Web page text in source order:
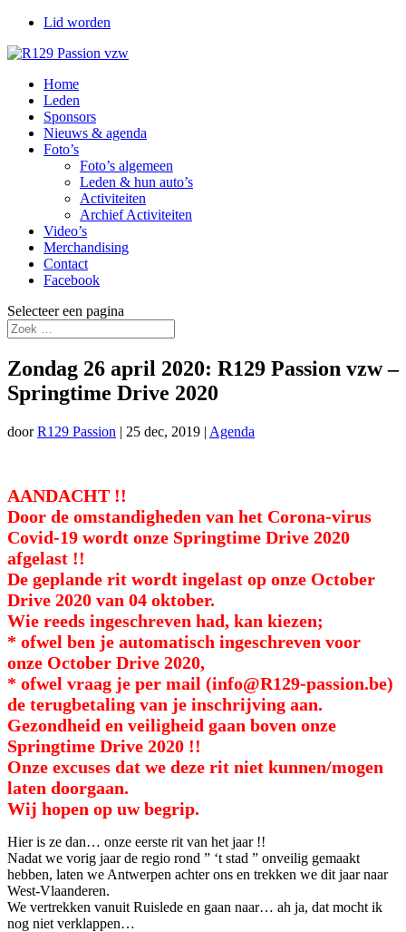
Lid worden
Home
Leden
Sponsors
Nieuws & agenda
Foto’s
Foto’s algemeen
Leden & hun auto’s
Activiteiten
Archief Activiteiten
Video’s
Merchandising
Contact
Facebook
Selecteer een pagina
Zondag 26 april 2020: R129 Passion vzw –
Springtime Drive 2020
doorR129 Passion | 25 dec, 2019 | Agenda
AANDACHT !!
Door de omstandigheden van het Corona-virus
Covid-19 wordt onze Springtime Drive 2020
afgelast !!
De geplande rit wordt ingelast op onze October
Drive 2020 van 04 oktober.
Wie reeds ingeschreven had, kan kiezen;
* ofwel ben je automatisch ingeschreven voor
onze October Drive 2020,
* ofwel vraag je per mail (info@R129-passion.be)
de terugbetaling van je inschrijving aan.
Gezondheid en veiligheid gaan boven onze
Springtime Drive 2020 !!
Onze excuses dat we deze rit niet kunnen/mogen
laten doorgaan.
Wij hopen op uw begrip.
Hier is ze dan… onze eerste rit van het jaar !!
Nadat we vorig jaar de regio rond ” ‘t stad ” onveilig gemaakt
hebben, laten we Antwerpen achter ons en trekken we dit jaar naar
West-Vlaanderen.
We vertrekken vanuit Ruislede en gaan naar… ah ja, dat mocht ik
nog niet verklappen…